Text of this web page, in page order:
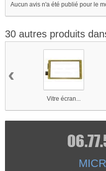
Aucun avis n'a été publié pour le
30 autres produits
Vitre écran...
‹